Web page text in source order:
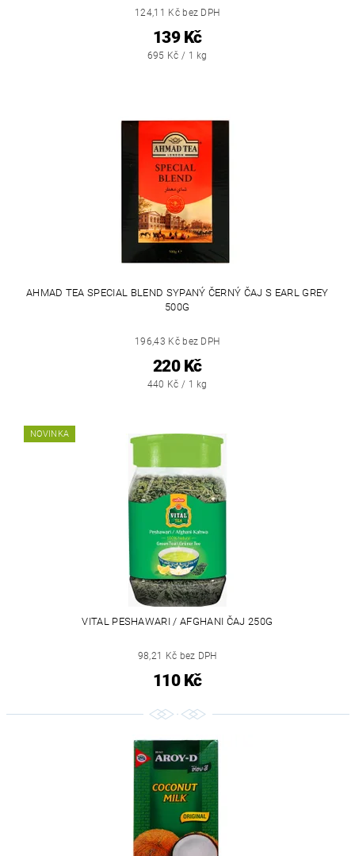
124,11 Kč bez DPH
139 Kč
695 Kč / 1 kg
AHMAD TEA SPECIAL BLEND SYPANÝ ČERNÝ ČAJ S EARL GREY
500G
196,43 Kč bez DPH
220 Kč
440 Kč / 1 kg
NOVINKA
VITAL PESHAWARI / AFGHANI ČAJ 250G
98,21 Kč bez DPH
110 Kč